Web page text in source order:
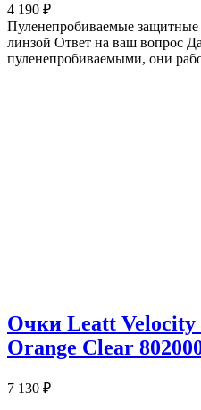
4 190 ₽
Пуленепробиваемые
линзой Ответ на ваш вопрос
пуленепробиваемыми, они
Очки Leatt Velocity
Orange Clear
7 130 ₽